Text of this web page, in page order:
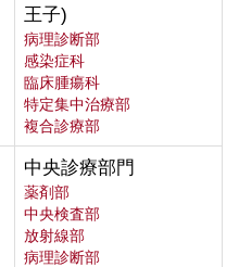
王子)
病理診断部
感染症科
臨床腫瘍科
特定集中治療部
複合診療部
中央診療部門
薬剤部
中央検査部
放射線部
病理診断部